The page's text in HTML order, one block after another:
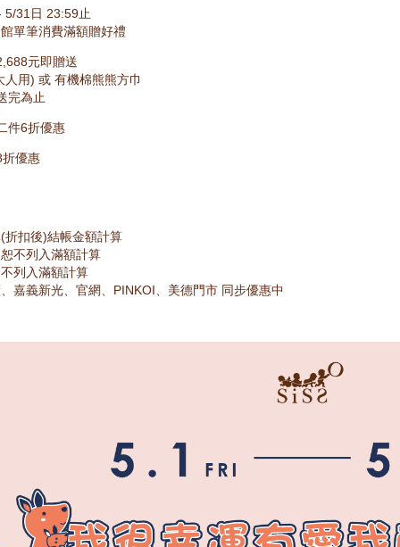
5/31日 23:59止
單筆消費滿額贈好禮
元即贈送
用) 或 有機棉熊熊方巾
完為止
件6折優惠
優惠
扣後)結帳金額計算
不列入滿額計算
列入滿額計算
嘉義新光、官網、PINKOI、美德門市 同步優惠中